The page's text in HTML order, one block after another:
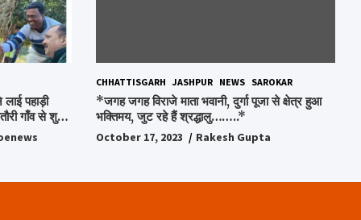
पहाड़ी
गाँव से शुरु
CHHATTISGARH JASHPUR NEWS SAROKAR
*जगह जगह विराजे माता भवानी, दुर्गा पूजा से क्षेत्र हुआ
भक्तिमय, जुट रहे हैं श्रद्धालु……..*
October 17, 2023 Rakesh Gupta